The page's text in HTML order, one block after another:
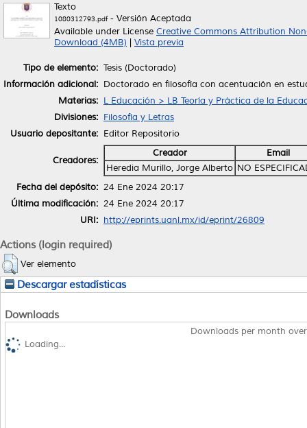
Texto
1080312793.pdf- Versión Aceptada
Available under License Creative Commons Attribution
Download (4MB)
Vista previa
Tipo de elemento: Tesis (Doctorado)
Información adicional: Doctorado en filosofía con acentuación en
Materias: L Educación > LB Teoría y Práctica de la
Divisiones: Filosofía y Letras
Usuario depositante: Editor Repositorio
Creadores:
Creador
Email
Heredia Murillo, Jorge Alberto NO
Fecha del depósito: 24 Ene 2024 20:17
Última modificación: 24 Ene 2024 20:17
URI: http://eprints.uanl.mx/id/eprint/26809
Actions (login required)
Ver elemento
Descargar estadísticas
Downloads
Downloads per month
Loading...